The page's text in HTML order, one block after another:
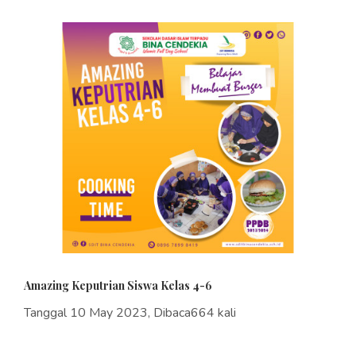
Amazing Keputrian Siswa Kelas 4-6
Tanggal 10 May 2023, Dibaca664 kali